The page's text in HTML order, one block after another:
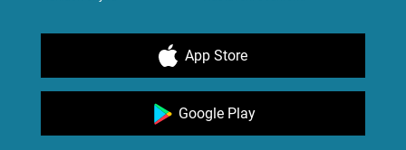
App Store
Google Play